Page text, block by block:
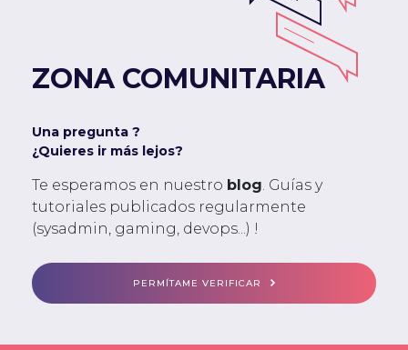
ZONA COMUNITARIA
Una pregunta ?
¿Quieres ir más lejos?
Te esperamos en nuestro blog . Guías y
tutoriales publicados regularmente
(sysadmin, gaming, devops...) !
PERMÍTAME VERIFICAR